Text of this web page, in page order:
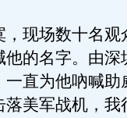
现场数十名观
的名字。由深
直为他吶喊助
美军战机，我